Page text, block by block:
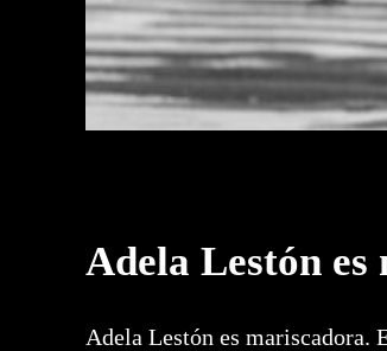
Adela Lestón
Adela Lestón es mariscadora.